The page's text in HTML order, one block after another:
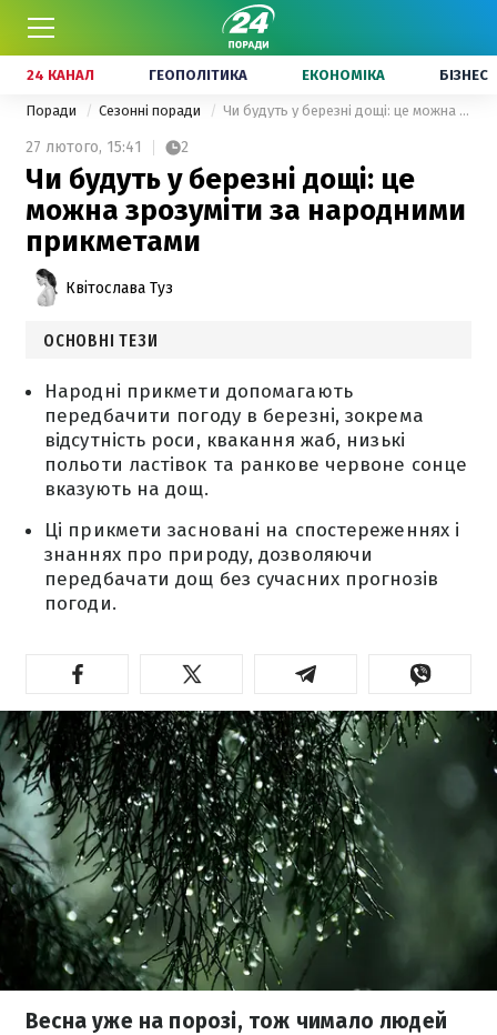
24 КАНАЛ ГЕОПОЛІТИКА ЕКОНОМІКА БІЗНЕС
Поради Сезонні поради Чи будуть у березні дощі: це можна зрозуміти за народними прикметами
27 лютого, 15:41 2
Чи будуть у березні дощі: це
можна зрозуміти за народними
прикметами
Квітослава Туз
ОСНОВНІ ТЕЗИ
Народні прикмети допомагають
передбачити погоду в березні, зокрема
відсутність роси, квакання жаб, низькі
польоти ластівок та ранкове червоне сонце
вказують на дощ.
Ці прикмети засновані на спостереженнях і
знаннях про природу, дозволяючи
передбачати дощ без сучасних прогнозів
погоди.
Весна уже на порозі, тож чимало людей